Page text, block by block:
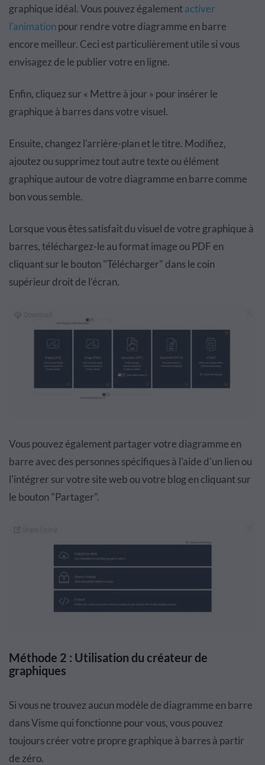
graphique idéal. Vous pouvez égalementactiver
l'animationpour rendre votre diagramme en barre
encore meilleur. Ceci est particulièrement utile si vous
envisagez de le publier votre en ligne.
Enfin, cliquez sur « Mettre à jour » pour insérer le
graphique à barres dans votre visuel.
Ensuite, changez l'arrière-plan et le titre. Modifiez,
ajoutez ou supprimez tout autre texte ou élément
graphique autour de votre diagramme en barre comme
bon vous semble.
Lorsque vous êtes satisfait du visuel de votre graphique à
barres, téléchargez-le au format image ou PDF en
cliquant sur le bouton "Télécharger" dans le coin
supérieur droit de l’écran.
Vous pouvez également partager votre diagramme en
barre avec des personnes spécifiques à l'aide d'un lien ou
l'intégrer sur votre site web ou votre blog en cliquant sur
le bouton "Partager".
Méthode 2 : Utilisation du créateur de
graphiques
Si vous ne trouvez aucun modèle de diagramme en barre
dans Visme qui fonctionne pour vous, vous pouvez
toujours créer votre propre graphique à barres à partir
de zéro.